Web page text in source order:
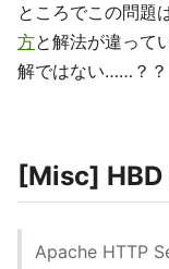
ところでこの問題
方と解法が違って
解ではない……？？
[Misc]
Apache HTTP